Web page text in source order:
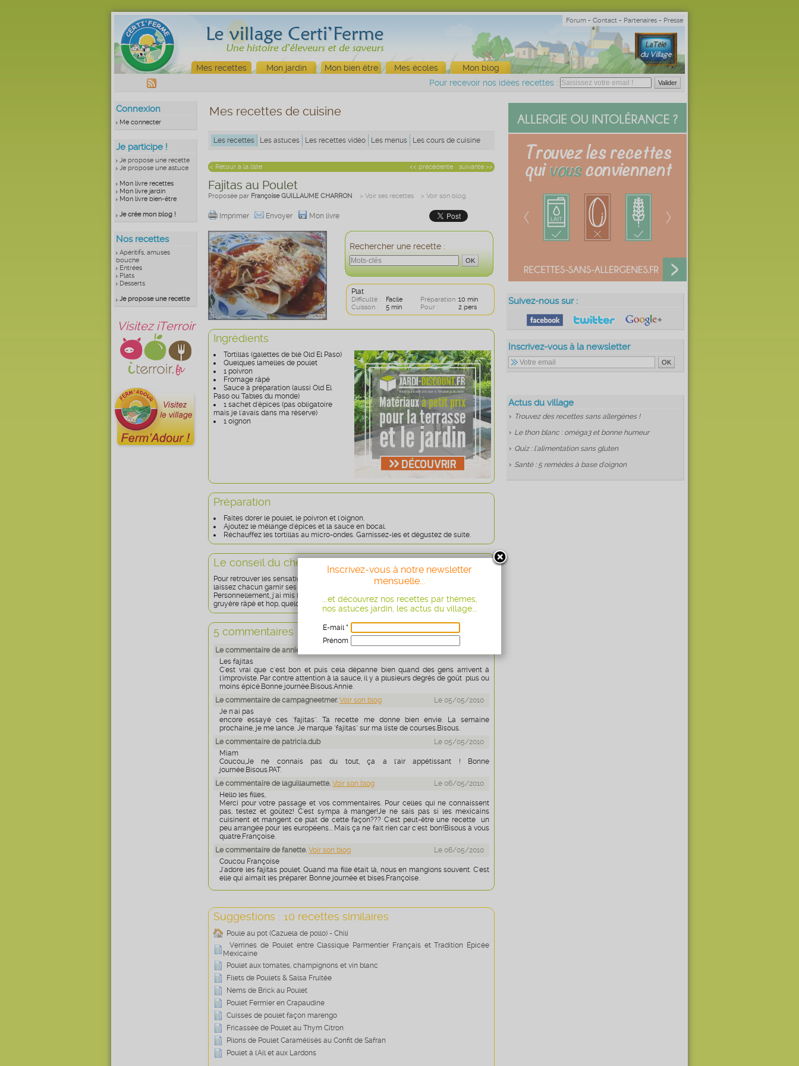
Forum - Contact - Partenaires - Presse
Mes recettes Mon jardin Mon bien être Mes écoles
Mon blog
Pour recevoir nos idées recettes :
Connexion
Me connecter
Je participe !
Je propose une recette
Je propose une astuce
Mon livre recettes
Mon livre jardin
Mon livre bien-être
Je crée mon blog !
Nos recettes
Apéritifs, amuses
bouche
Entrées
Plats
Desserts
Je propose une recette
Visitez iTerroir
Suivez-nous sur :
Inscrivez-vous à la newsletter
Actus du village
Trouvez des recettes sans allergènes !
Le thon blanc : oméga3 et bonne humeur
Quiz : l'alimentation sans gluten
Santé : 5 remèdes à base d'oignon
Mes recettes de cuisine
Les recettes Les astuces Les recettes vidéo Les menus Les cours de cuisine
suivante >>
<< précédente
< Retour à la liste
Fajitas au Poulet
Proposée par Françoise GUILLAUME CHARRON > Voir ses recettes > Voir son blog
Imprimer Envoyer Mon livre
Rechercher une recette :
Plat
Difficulté : Facile Préparation :10 min
Cuisson :
5 min Pour : 2 pers
Ingrédients
Tortillas (galettes de blé Old El Paso)
Quelques lamelles de poulet
1 poivron
Fromage râpé
Sauce à préparation (aussi Old El
Paso ou Tables du monde)
1 sachet d'épices (pas obligatoire
mais je l'avais dans ma réserve)
1 oignon
Préparation
Faites dorer le poulet, le poivron et l'oignon.
Ajoutez le mélange d'épices et la sauce en bocal.
Réchauffez les tortillas au micro-ondes. Garnissez-les et dégustez de suite.
Le conseil du chef
Pour retrouver les sensations d'un vrai repas mexicain, apportez tout sur la table et
laissez chacun garnir ses tortillas selon son goût.
Personnellement, j'ai mis les fajitas dans un plat à gratin. Je les ai recouvertes de
gruyère râpé et hop, quelques minutes sous le grill.
+Ajouter un commentaire
5 commentaires
Le commentaire de annielecourtoistrouillard
Les fajitas
C'est vrai que c'est bon et puis cela dépanne bien quand des gens arrivent à
l'improviste. Par contre attention à la sauce, il y a plusieurs degrés de goût plus ou
moins épicé.Bonne journée.Bisous.Annie.
Le commentaire de campagneetmer. Voir son blog
Le 05/05/2010
Je n'ai pas
encore essayé ces "fajitas". Ta recette me donne bien envie. La semaine
prochaine, je me lance. Je marque "fajitas" sur ma liste de courses.Bisous.
Le commentaire de patricia.dub
Le 05/05/2010
Miam
Coucou,Je ne connais pas du tout, ça a l'air appétissant ! Bonne
journée.Bisous.PAT.
Le commentaire de laguillaumette. Voir son blog
Le 06/05/2010
Hello les filles,
Merci pour votre passage et vos commentaires. Pour celles qui ne connaissent
pas, testez et goûtez! C'est sympa à manger!Je ne sais pas si les mexicains
cuisinent et mangent ce plat de cette façon??? C'est peut-être une recette un
peu arrangée pour les européens... Mais ça ne fait rien car c'est bon!Bisous à vous
quatre.Françoise.
Le commentaire de fanette. Voir son blog
Le 06/05/2010
Coucou Françoise
J'adore les fajitas poulet. Quand ma fille était là, nous en mangions souvent. C'est
elle qui aimait les préparer. Bonne journée et bises.Françoise.
Suggestions : 10 recettes similaires
Poule au pot (Cazuela de pollo) - Chili
Verrines de Poulet entre Classique Parmentier Français et Tradition Épicée
Mexicaine
Poulet aux tomates, champignons et vin blanc
Filets de Poulets & Salsa Fruitée
Nems de Brick au Poulet
Poulet Fermier en Crapaudine
Cuisses de poulet façon marengo
Fricassée de Poulet au Thym Citron
Pilons de Poulet Caramélisés au Confit de Safran
Poulet à l'Ail et aux Lardons
Inscrivez-vous à notre newsletter
mensuelle...
...et découvrez nos recettes par thèmes,
nos astuces jardin, les actus du village...
E-mail *
Prénom
Age
* obligatoire